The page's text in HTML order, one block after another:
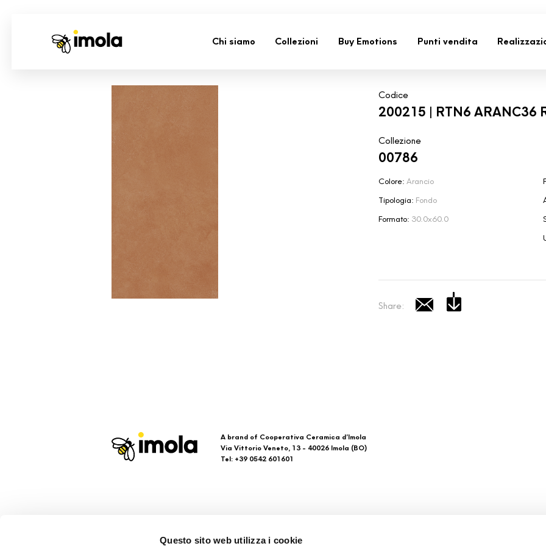
Questo sito web utilizza i cookie
Chi siamo Collezioni Buy Emotions Punti vendita
Codice
200215 | RTN6 ARANC36
Collezione
00786
Colore: Arancio
Tipologia: Fondo
Formato: 30.0x60.0
Share:
A brand of Cooperativa Ceramica d’Imola
Via Vittorio Veneto, 13 - 40026 Imola (BO)
Tel: +39 0542 601601